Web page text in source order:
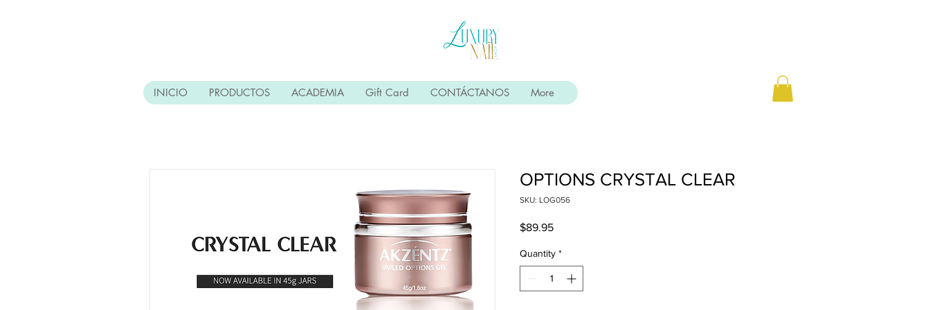
OPTIONS CRYSTAL CLEAR
SKU: LOG056
$89.95Price
Quantity *
INICIO PRODUCTOS ACADEMIA Gift Card CONTÁCTANOS More